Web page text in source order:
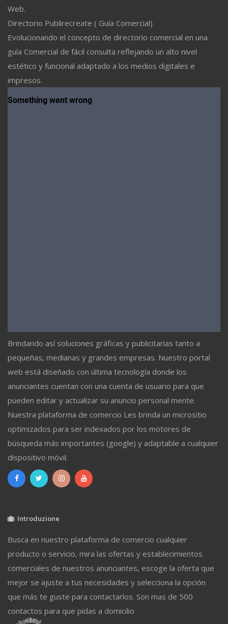
Web.
Directorio Publirecreate ( Guía Comercial)
Evolucionando el concepto de directorio comercial en una
guía Comercial de fácil consulta reflejando un alto nivel
estético y funcional adaptado a los medios digitales e
impresos.
Brindando así soluciones gráficas y publicitarias tanto a
pequeñas, medianas y grandes empresas. Nuestro portal
web está diseñado con última tecnología donde los
anunciantes cuentan con una cuenta de usuario para que
pueden editar y actualizar su anuncio personal mente.
Nuestra plataforma de comercio Les brinda un micrositio
optimizados para ser indexados por los motores de
búsqueda más importantes (google) y adaptable a cualquier
dispositivo móvil.
Introduzione
Busca en nuestro plataforma de comercio cualquier
producto o servicio, mira las ofertas y establecimientos
comerciales de nuestros anunciantes, escoge la oferta que
mejor se ajuste a tus necesidades y selecciona la opción
que más te guste para contactarlos. Son mas de 500
contactos para que pidas a domicilio